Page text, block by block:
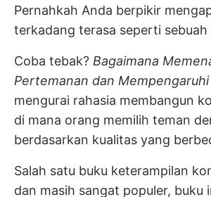
Pernahkah Anda berpikir
terkadang terasa seperti sebuah
Coba tebak? Bagaimana
Pertemanan dan Mempengaruhi
mengurai rahasia membangun
di mana orang memilih teman
berdasarkan kualitas yang
Salah satu buku keterampilan
dan masih sangat populer, buku